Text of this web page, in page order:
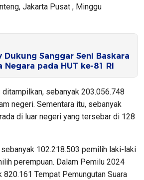
Jakarta Pusat , Minggu
Dukung Sanggar Seni Baskara
pada HUT ke-81 RI
ditampilkan, sebanyak 203.056.748
negeri. Sementara itu, sebanyak
di luar negeri yang tersebar di 128
sebanyak 102.218.503 pemilih laki-laki
perempuan. Dalam Pemilu 2024
820.161 Tempat Pemungutan Suara